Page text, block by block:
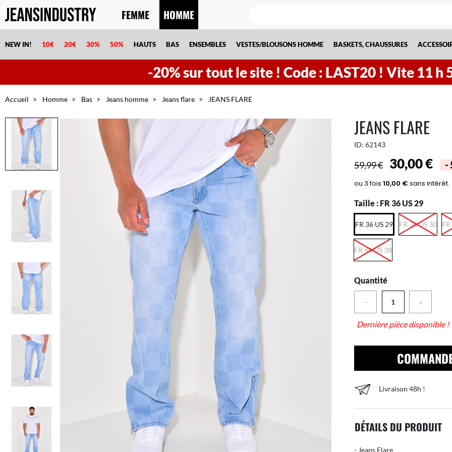
-20% sur tout le site ! Code : LAST20 ! Vite 11h
FEMME HOMME
NEW IN! 10€ 20€ 30% 50% HAUTS BAS ENSEMBLES VESTES/BLOUSONS HOMME BASKETS, CHAUSSURES
Accueil Homme Bas Jeans homme Jeans flare JEANS FLARE
JEANS FLARE
ID: 62143
59,99 € 30,00 € -
Taille : FR 36 US 29
FR 36 US 29 FR 38 US 30
FR 48 US 38
Quantité
− +
Dernière pièce disponible !
Livraison 48h !
DÉTAILS DU PRODUIT
- Jeans Flare